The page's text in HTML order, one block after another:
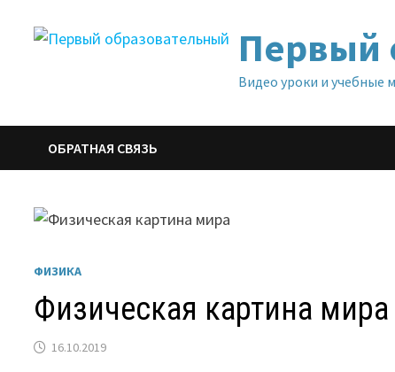
Первый
Видео уроки и учебные
ОБРАТНАЯ СВЯЗЬ
ФИЗИКА
Физическая картина мира
16.10.2019